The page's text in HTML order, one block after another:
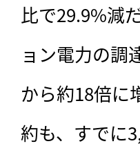
比で29.9%減
ョン電力の調
から約18倍に
約も、すでに